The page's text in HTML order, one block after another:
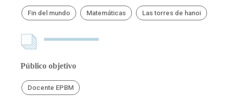
Fin del mundo Matemáticas Las torres de hanoi
Público objetivo
Docente EPBM